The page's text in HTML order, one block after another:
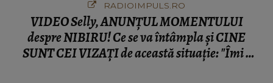
RADIOIMPULS.RO
VIDEO Selly, ANUNȚUL MOMENTULUI
despre NIBIRU! Ce se va întâmpla și CINE
SUNT CEI VIZAȚI de această situație: "Îmi e